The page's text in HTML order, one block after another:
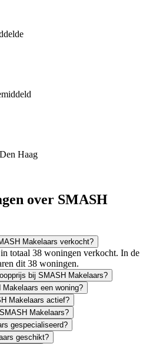
Haag
over SMASH
Makelaars verkocht?
totaal 38 woningen verkocht. In de
dit 38 woningen.
bij SMASH Makelaars?
een woning?
Makelaars actief?
Makelaars?
gespecialiseerd?
geschikt?